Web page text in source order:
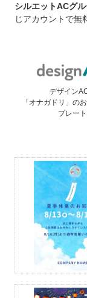
シルエットACグ
じアカウントで無
デザイン
「オナガドリ」の
プレート